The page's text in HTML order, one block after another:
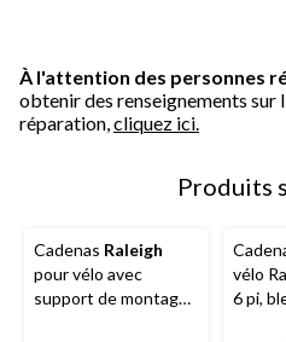
À l'attention des personnes
obtenir des renseignements sur
réparation, cliquez ici.
Produits
Cadenas Raleigh
pour vélo avec
support de montage,
vélo
6 pi,